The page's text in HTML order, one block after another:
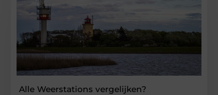
Alle Weerstations vergelijken?